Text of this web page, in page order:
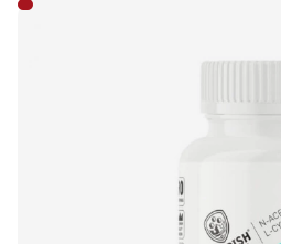
Tuotekuvat Swedish Supplements